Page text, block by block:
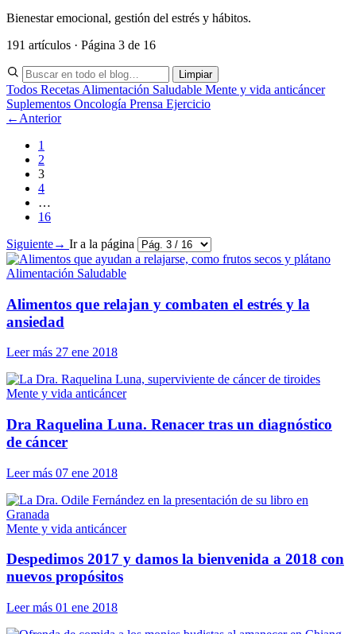
Bienestar emocional, gestión del estrés y hábitos.
191 artículos · Página 3 de 16
Limpiar
Todos Recetas Alimentación Saludable Mente y vida anticáncer
Suplementos Oncología Prensa Ejercicio
← Anterior
1
2
3
4
…
16
Siguiente→ Ir a la página
Alimentación Saludable
Alimentos que relajan y combaten el estrés y la
ansiedad
Leer más 27 ene 2018
Mente y vida anticáncer
Dra Raquelina Luna. Renacer tras un diagnóstico
de cáncer
Leer más 07 ene 2018
Mente y vida anticáncer
Despedimos 2017 y damos la bienvenida a 2018 con
nuevos propósitos
Leer más 01 ene 2018